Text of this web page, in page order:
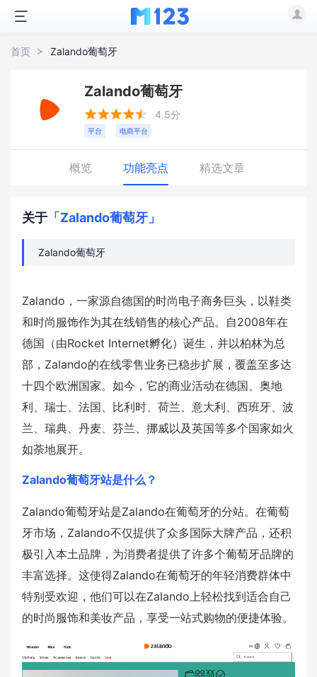
首页 Zalando葡萄牙
Zalando葡萄牙
 4.5分
平台 电商平台
概览 功能亮点 精选文章
关于 「Zalando葡萄牙」
Zalando葡萄牙
Zalando，一家源自德国的时尚电子商务巨头，以鞋类
和时尚服饰作为其在线销售的核心产品。自2008年在
德国（由Rocket Internet孵化）诞生，并以柏林为总
部，Zalando的在线零售业务已稳步扩展，覆盖至多达
十四个欧洲国家。如今，它的商业活动在德国、奥地
利、瑞士、法国、比利时、荷兰、意大利、西班牙、波
兰、瑞典、丹麦、芬兰、挪威以及英国等多个国家如火
如荼地展开。
Zalando葡萄牙站是什么？
Zalando葡萄牙站是Zalando在葡萄牙的分站。在葡萄
牙市场，Zalando不仅提供了众多国际大牌产品，还积
极引入本土品牌，为消费者提供了许多个葡萄牙品牌的
丰富选择。这使得Zalando在葡萄牙的年轻消费群体中
特别受欢迎，他们可以在Zalando上轻松找到适合自己
的时尚服饰和美妆产品，享受一站式购物的便捷体验。